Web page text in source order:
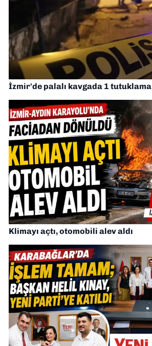
İzmir'de palalı kavgada 1 tutuklama
Klimayı açtı, otomobili alev aldı